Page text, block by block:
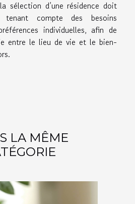
sélection d’une résidence doit
compte des besoins
individuelles, afin de
entre le lieu de vie et le bien-
LA MÊME